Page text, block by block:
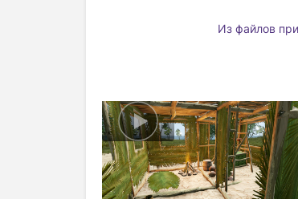
Из файлов